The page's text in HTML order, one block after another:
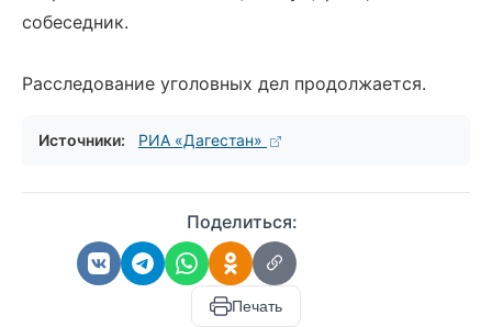
собеседник.
Расследование уголовных дел продолжается.
Источники: РИА «Дагестан»
Поделиться:
Печать